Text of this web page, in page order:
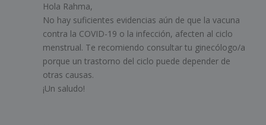
Hola Rahma,
No hay suficientes evidencias aún de que la vacuna
contra la COVID-19 o la infección, afecten al ciclo
menstrual. Te recomiendo consultar tu ginecólogo/a
porque un trastorno del ciclo puede depender de
otras causas.
¡Un saludo!